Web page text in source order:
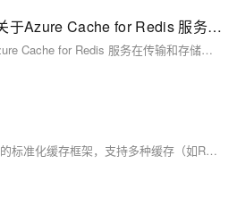
【Azure Redis 缓存】关于Azure Cache for Redis 服务在传输和存储键值对(Key/Value)的加密问题
【Azure Redis 缓存】关于Azure Cache for Redis 服务在传输和存储键值对(Key/Value)的加密问题
Spring Cache是Spring体系下的标准化缓存框架，支持多种缓存（如Redis、EhCache、Caffeine），可独立或组合使用。其优势包括平滑迁移、注解与编程两种使用方式，以及高度解耦和灵活管理。通过动态代理实现缓存操作，适用于不同业务场景。